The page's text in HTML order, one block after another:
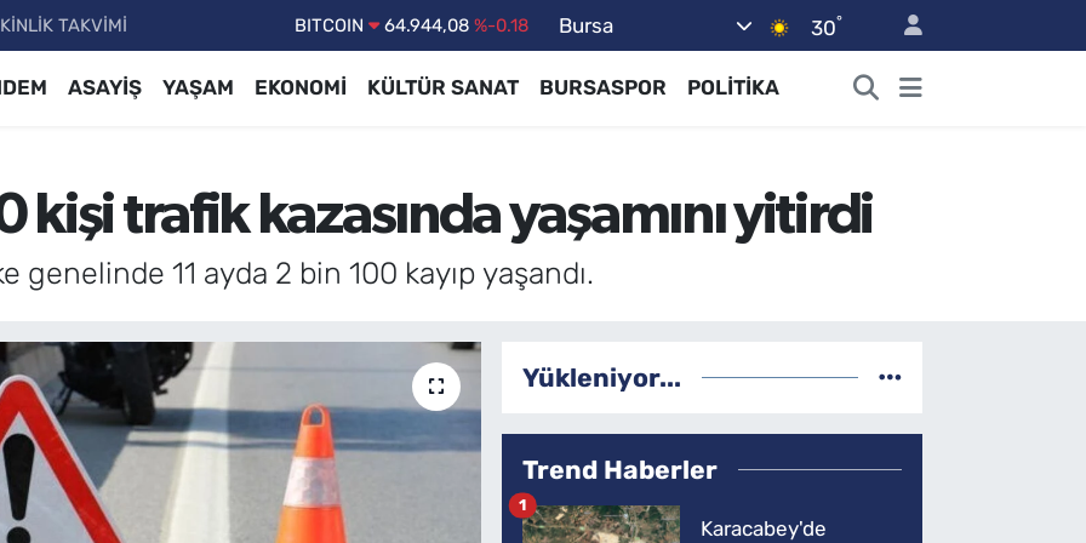
TAKVİMİ DOLAR 47,7436 %0.18
EURO
55,2510
BİST100
13.779 %-14
Bursa 30°
ASAYİŞ YAŞAM EKONOMİ KÜLTÜR SANAT BURSASPOR POLİTİKA
kişi trafik kazasında yaşamını yitirdi
genelinde 11 ayda 2 bin 100 kayıp yaşandı.
Yükleniyor...
Trend Haberler
Karacabey'de
1